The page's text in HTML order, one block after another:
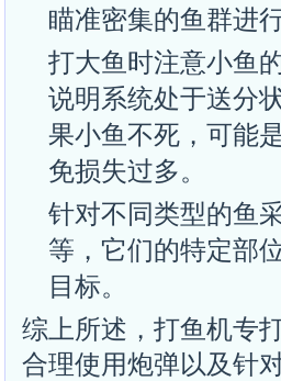
瞄准密集的鱼群进
打大鱼时注意小鱼
说明系统处于送分
果小鱼不死，可能
免损失过多。
针对不同类型的鱼
等，它们的特定部
目标。
综上所述，打鱼机专
合理使用炮弹以及针